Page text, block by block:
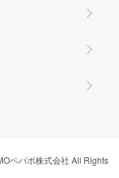
ペパボ株式会社 All Rights